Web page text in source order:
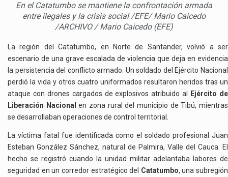
En el Catatumbo se mantiene la confrontación armada
entre ilegales y la crisis social /EFE/ Mario Caicedo
/ARCHIVO / Mario Caicedo (EFE)
La región del Catatumbo, en Norte de Santander, volvió a ser
escenario de una grave escalada de violencia que deja en evidencia
la persistencia del conflicto armado. Un soldado del Ejército Nacional
perdió la vida y otros cuatro uniformados resultaron heridos tras un
ataque con drones cargados de explosivos atribuido al
Ejército de
Liberación Nacional en zona rural del municipio de Tibú, mientras
se desarrollaban operaciones de control territorial.
La víctima fatal fue identificada como el soldado profesional Juan
Esteban González Sánchez, natural de Palmira, Valle del Cauca. El
hecho se registró cuando la unidad militar adelantaba labores de
seguridad en un corredor estratégico del Catatumbo, una subregión